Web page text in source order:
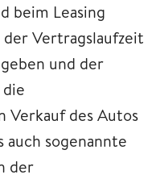
beim Leasing
Vertragslaufzeit
und der
des Autos
sogenannte
der